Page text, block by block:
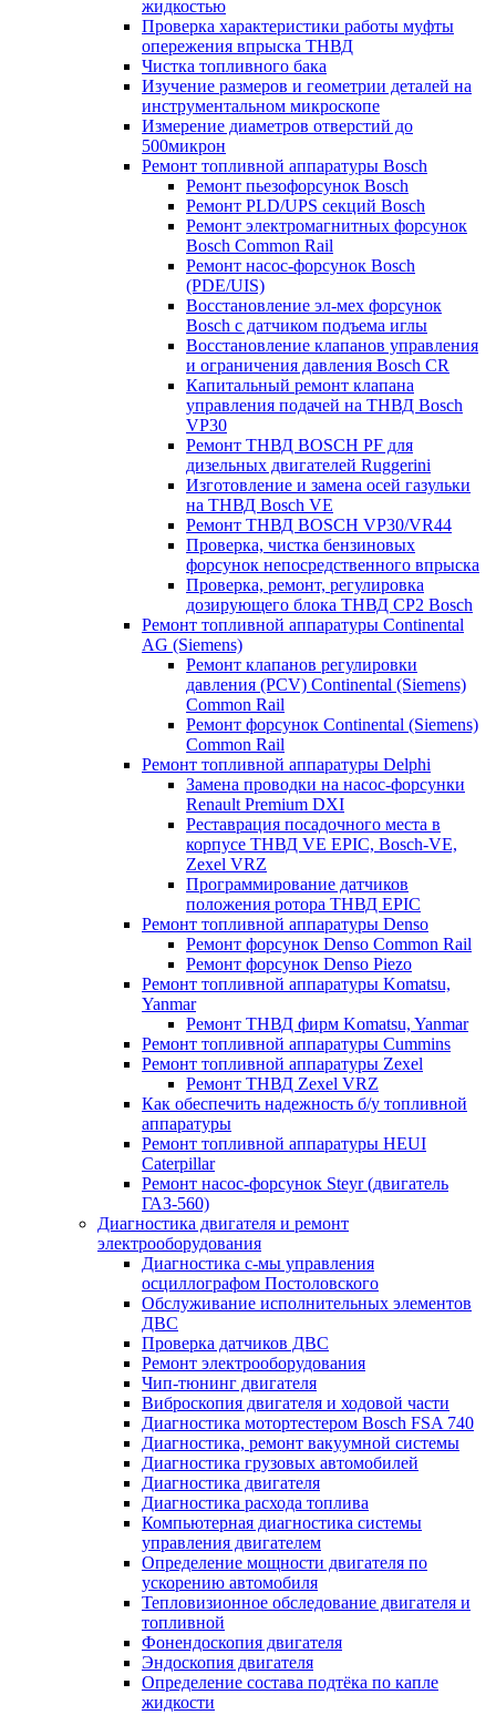
жидкостью
Проверка характеристики работы муфты
опережения впрыска ТНВД
Чистка топливного бака
Изучение размеров и геометрии деталей на
инструментальном микроскопе
Измерение диаметров отверстий до
500микрон
Ремонт топливной аппаратуры Bosch
Ремонт пьезофорсунок Bosch
Ремонт PLD/UPS секций Bosch
Ремонт электромагнитных форсунок
Bosch Common Rail
Ремонт насос-форсунок Bosch
(PDE/UIS)
Восстановление эл-мех форсунок
Bosch с датчиком подъема иглы
Восстановление клапанов управления
и ограничения давления Bosch CR
Капитальный ремонт клапана
управления подачей на ТНВД Bosch
VP30
Ремонт ТНВД BOSCH PF для
дизельных двигателей Ruggerini
Изготовление и замена осей газульки
на ТНВД Bosch VE
Ремонт ТНВД BOSCH VP30/VR44
Проверка, чистка бензиновых
форсунок непосредственного впрыска
Проверка, ремонт, регулировка
дозирующего блока ТНВД CP2 Bosch
Ремонт топливной аппаратуры Continental
AG (Siemens)
Ремонт клапанов регулировки
давления (PCV) Continental (Siemens)
Common Rail
Ремонт форсунок Continental (Siemens)
Common Rail
Ремонт топливной аппаратуры Delphi
Замена проводки на насос-форсунки
Renault Premium DXI
Реставрация посадочного места в
корпусе ТНВД VE EPIC, Bosch-VE,
Zexel VRZ
Программирование датчиков
положения ротора ТНВД EPIC
Ремонт топливной аппаратуры Denso
Ремонт форсунок Denso Common Rail
Ремонт форсунок Denso Piezo
Ремонт топливной аппаратуры Komatsu,
Yanmar
Ремонт ТНВД фирм Komatsu, Yanmar
Ремонт топливной аппаратуры Cummins
Ремонт топливной аппаратуры Zexel
Ремонт ТНВД Zexel VRZ
Как обеспечить надежность б/у топливной
аппаратуры
Ремонт топливной аппаратуры HEUI
Caterpillar
Ремонт насос-форсунок Steyr (двигатель
ГАЗ-560)
Диагностика двигателя и ремонт
электрооборудования
Диагностика с-мы управления
осциллографом Постоловского
Обслуживание исполнительных элементов
ДВС
Проверка датчиков ДВС
Ремонт электрооборудования
Чип-тюнинг двигателя
Виброскопия двигателя и ходовой части
Диагностика мотортестером Bosch FSA 740
Диагностика, ремонт вакуумной системы
Диагностика грузовых автомобилей
Диагностика двигателя
Диагностика расхода топлива
Компьютерная диагностика системы
управления двигателем
Определение мощности двигателя по
ускорению автомобиля
Тепловизионное обследование двигателя и
топливной
Фонендоскопия двигателя
Эндоскопия двигателя
Определение состава подтёка по капле
жидкости